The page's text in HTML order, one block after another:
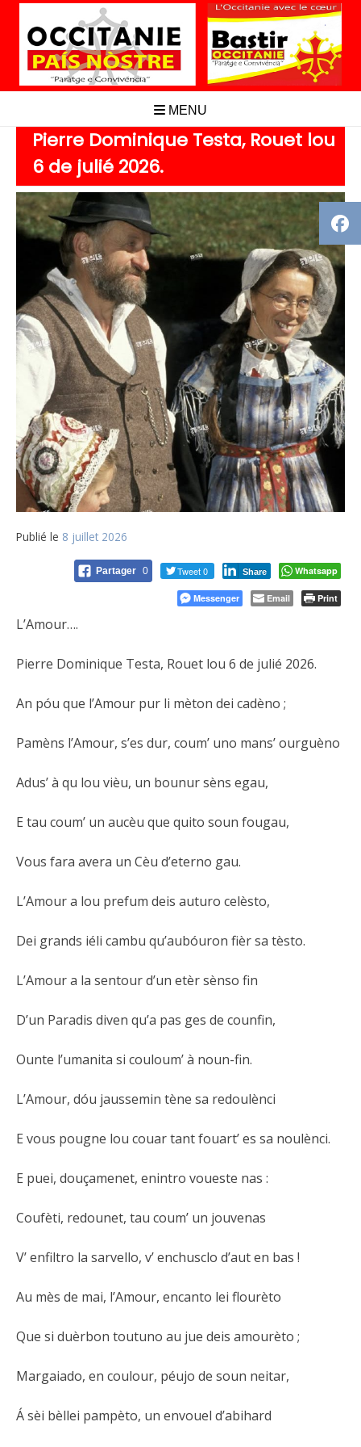
Aller
contenu
MENU
Pierre Dominique Testa, Rouet lou
6 de julié 2026.
Publié le 8 juillet 2026
Partager 0 Tweet 0 Share Whatsapp
Messenger Email Print
L’Amour….
Pierre Dominique Testa, Rouet lou 6 de julié 2026.
An póu que l’Amour pur li mèton dei cadèno ;
Pamèns l’Amour, s’es dur, coum’ uno mans’ ourguèno
Adus’ à qu lou vièu, un bounur sèns egau,
E tau coum’ un aucèu que quito soun fougau,
Vous fara avera un Cèu d’eterno gau.
L’Amour a lou prefum deis auturo celèsto,
Dei grands iéli cambu qu’aubóuron fièr sa tèsto.
L’Amour a la sentour d’un etèr sènso fin
D’un Paradis diven qu’a pas ges de counfin,
Ounte l’umanita si couloum’ à noun-fin.
L’Amour, dóu jaussemin tène sa redoulènci
E vous pougne lou couar tant fouart’ es sa noulènci.
E puei, douçamenet, enintro voueste nas :
Coufèti, redounet, tau coum’ un jouvenas
V’ enfiltro la sarvello, v’ enchusclo d’aut en bas !
Au mès de mai, l’Amour, encanto lei flourèto
Que si duèrbon toutuno au jue deis amourèto ;
Margaiado, en coulour, péujo de soun neitar,
Á sèi bèllei pampèto, un envouel d’abihard